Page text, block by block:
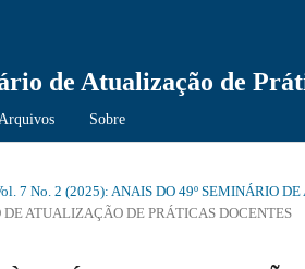
de Atualização de
Arquivos Sobre
7 No. 2 (2025): ANAIS DO 49º SEMINÁRIO
DE ATUALIZAÇÃO DE PRÁTICAS DOCENTES